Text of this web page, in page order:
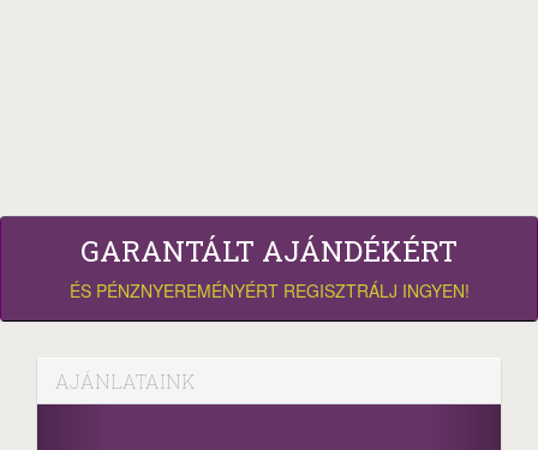
GARANTÁLT AJÁNDÉKÉRT
ÉS PÉNZNYEREMÉNYÉRT REGISZTRÁLJ INGYEN!
AJÁNLATAINK